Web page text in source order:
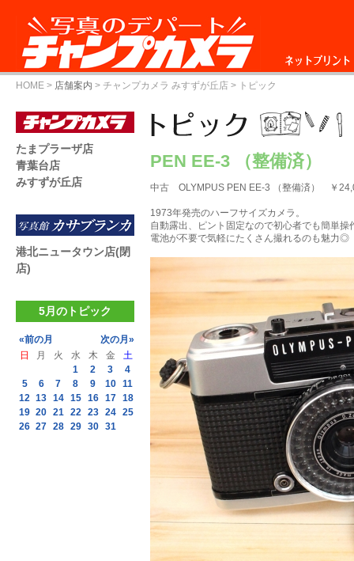
ネットプリント
HOME > 店舗案内 > チャンプカメラ みすずが丘店 > トピック
PEN EE-3 （整備済）
中古 OLYMPUS PEN EE-3 （整備済） ￥
1973年発売のハーフサイズカメラ。
自動露出、ピント固定なので初心者でも簡単操
電池が不要で気軽にたくさん撮れるのも魅力◎
たまプラーザ店
青葉台店
みすずが丘店
港北ニュータウン店(閉
店)
5月のトピック
«前の月
次の月»
日
月 火 水 木 金
土
1
2 3
4
5
6 7 8 9 10
11
12 13 14 15 16 17 18
19 20 21 22 23 24 25
26 27 28 29 30 31